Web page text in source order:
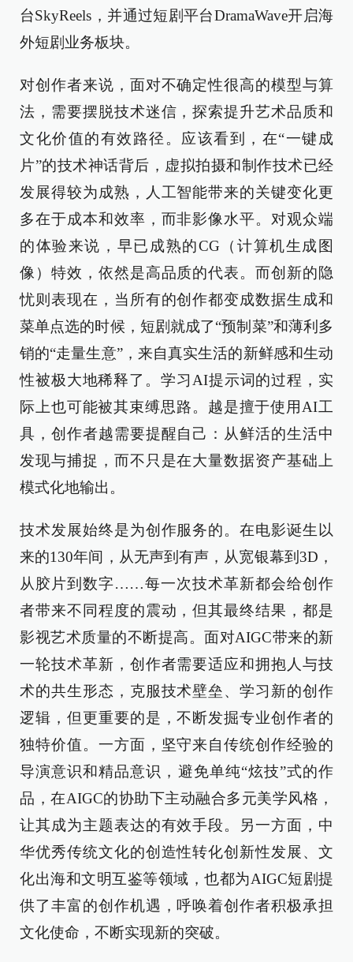
台SkyReels，并通过短剧平台DramaWave开启海
外短剧业务板块。
对创作者来说，面对不确定性很高的模型与算
法，需要摆脱技术迷信，探索提升艺术品质和
文化价值的有效路径。应该看到，在“一键成
片”的技术神话背后，虚拟拍摄和制作技术已经
发展得较为成熟，人工智能带来的关键变化更
多在于成本和效率，而非影像水平。对观众端
的体验来说，早已成熟的CG（计算机生成图
像）特效，依然是高品质的代表。而创新的隐
忧则表现在，当所有的创作都变成数据生成和
菜单点选的时候，短剧就成了“预制菜”和薄利多
销的“走量生意”，来自真实生活的新鲜感和生动
性被极大地稀释了。学习AI提示词的过程，实
际上也可能被其束缚思路。越是擅于使用AI工
具，创作者越需要提醒自己：从鲜活的生活中
发现与捕捉，而不只是在大量数据资产基础上
模式化地输出。
技术发展始终是为创作服务的。在电影诞生以
来的130年间，从无声到有声，从宽银幕到3D，
从胶片到数字……每一次技术革新都会给创作
者带来不同程度的震动，但其最终结果，都是
影视艺术质量的不断提高。面对AIGC带来的新
一轮技术革新，创作者需要适应和拥抱人与技
术的共生形态，克服技术壁垒、学习新的创作
逻辑，但更重要的是，不断发掘专业创作者的
独特价值。一方面，坚守来自传统创作经验的
导演意识和精品意识，避免单纯“炫技”式的作
品，在AIGC的协助下主动融合多元美学风格，
让其成为主题表达的有效手段。另一方面，中
华优秀传统文化的创造性转化创新性发展、文
化出海和文明互鉴等领域，也都为AIGC短剧提
供了丰富的创作机遇，呼唤着创作者积极承担
文化使命，不断实现新的突破。